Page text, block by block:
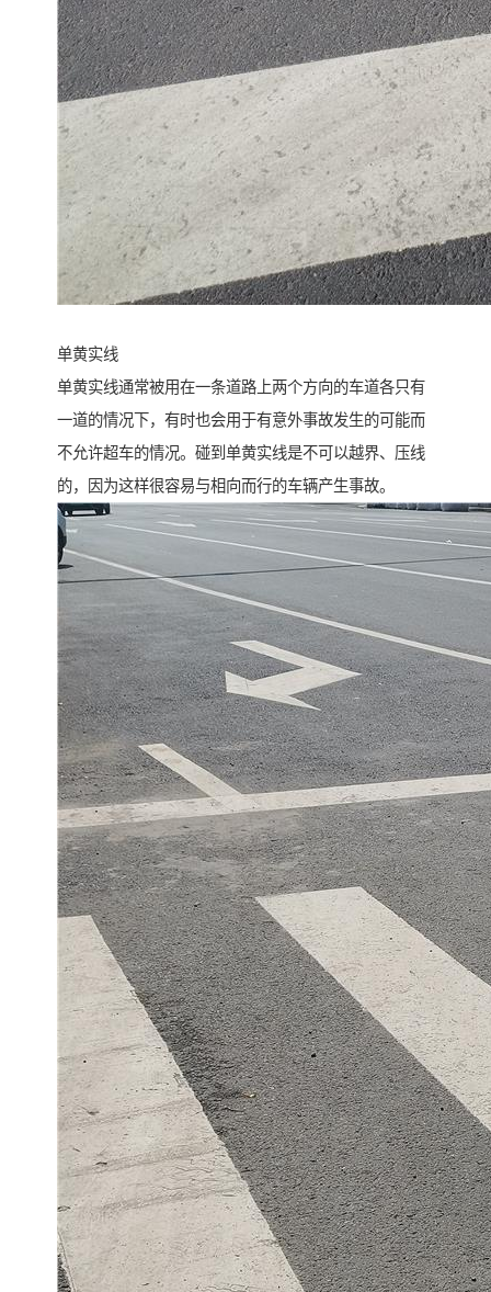
单黄实线
单黄实线通常被用在一条道路上两个方向的车道各只有
一道的情况下，有时也会用于有意外事故发生的可能而
不允许超车的情况。碰到单黄实线是不可以越界、压线
的，因为这样很容易与相向而行的车辆产生事故。